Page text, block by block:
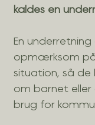
kaldes en
En
opmærksom
situation, så de
om barnet eller
brug for